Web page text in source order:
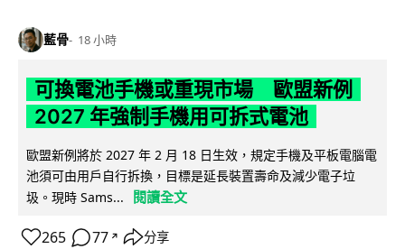
藍骨 18 小時
可換電池手機或重現市場 歐盟新例
2027 年強制手機用可拆式電池
歐盟新例將於 2027 年 2 月 18 日生效，規定手機及平板電腦電
池須可由用戶自行拆換，目標是延長裝置壽命及減少電子垃
圾。現時 Sams...
閱讀全文
265 77 ↗ 分享